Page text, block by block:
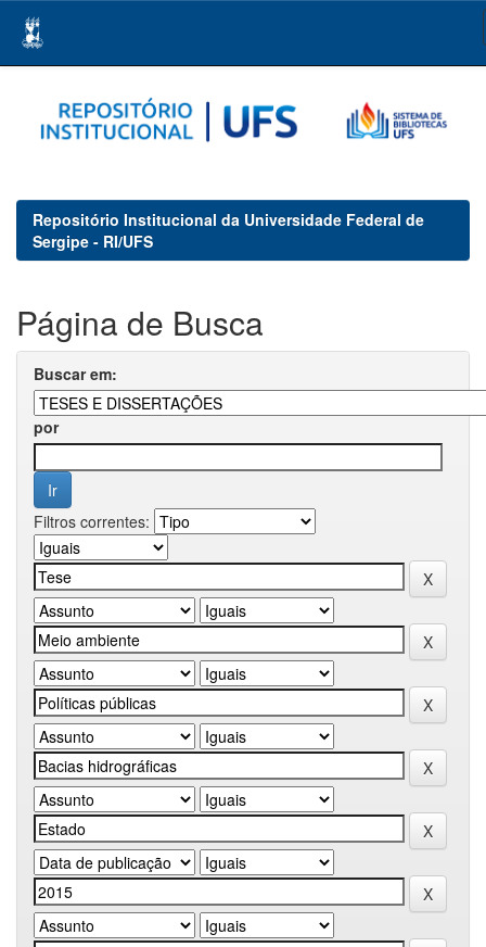
navigation
Repositório Institucional da Universidade Federal de
Sergipe - RI/UFS
Página de Busca
Buscar em:
por
Filtros correntes: